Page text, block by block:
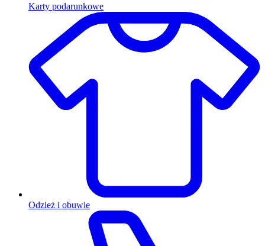
Karty podarunkowe
Odzież i obuwie